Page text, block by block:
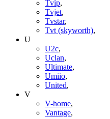
Tvip,
Tvjet,
Tvstar,
Tvt (skyworth),
U
U2c,
Uclan,
Ultimate,
Umiio,
United,
V
V-home,
Vantage,